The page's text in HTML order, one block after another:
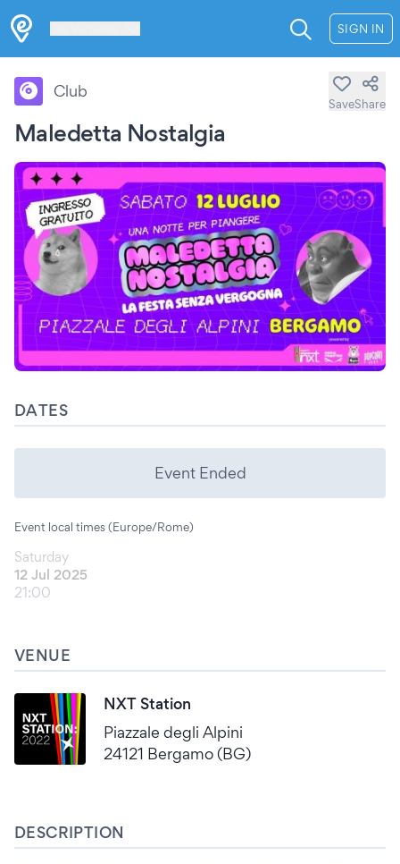
SIGN IN
Maledetta Nostalgia
Club
SaveShare
DATES
Event Ended
Event local times (Europe/Rome)
Saturday
12 Jul 2025
21:00
VENUE
NXT Station
Piazzale degli Alpini
24121 Bergamo (BG)
DESCRIPTION